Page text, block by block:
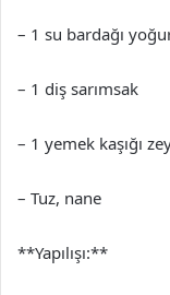
– 1 su bardağı
– 1 diş sarımsak
– 1 yemek kaşığı
– Tuz, nane
**Yapılışı:**